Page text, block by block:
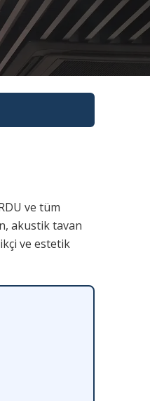
ve tüm
akustik tavan
ve estetik